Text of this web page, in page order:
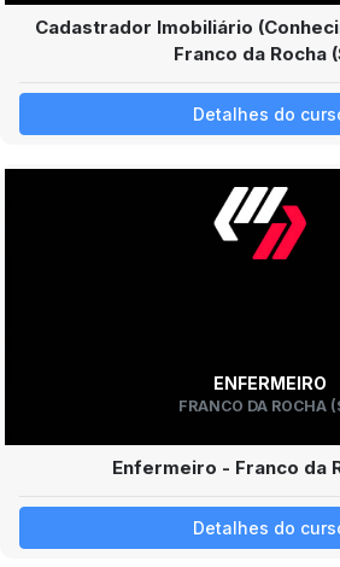
Cadastrador Imobiliário
Franco da Rocha
Detalhes do
ENFERMEIRO
FRANCO DA ROCHA
Enfermeiro - Franco da
Detalhes do